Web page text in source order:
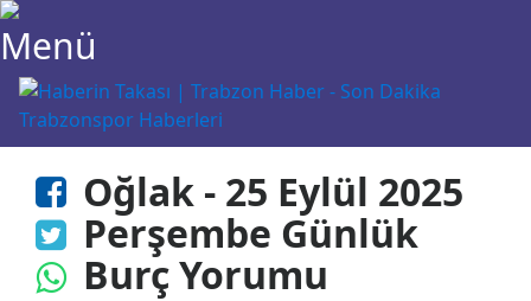
Oğlak - 25 Eylül 2025
Perşembe Günlük
Burç Yorumu